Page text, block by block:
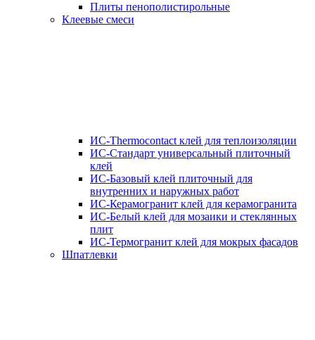
Плиты пенополистирольные
Клеевые смеси
ИС-Thermocontact клей для теплоизоляции
ИС-Стандарт универсальный плиточный
клей
ИС-Базовый клей плиточный для
внутренних и наружных работ
ИС-Керамогранит клей для керамогранита
ИС-Белый клей для мозаики и стеклянных
плит
ИС-Термогранит клей для мокрых фасадов
Шпатлевки